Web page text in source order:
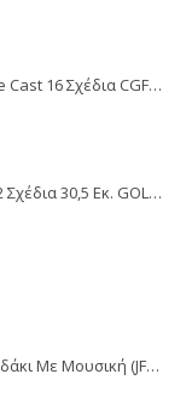
Fisher-Price Blaze Οχήματα Die Cast 16 Σχέδια CGF20
Λούτρινα Super Mario & Luigi 2 Σχέδια 30,5 Εκ. GOL13769
Fisher Price Κρεμαστό Μαϊμουδάκι Με Μουσική (JFF02)